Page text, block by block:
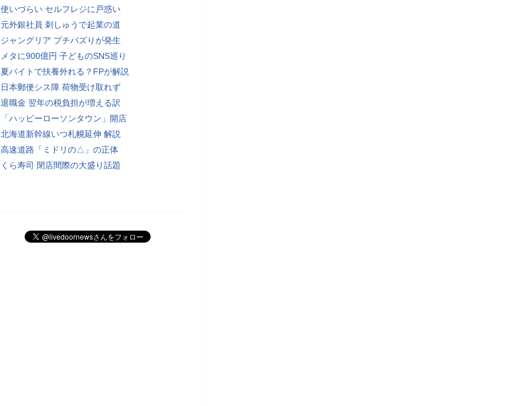
使いづらい セルフレジに戸惑い
元外銀社員 刺しゅうで起業の道
ジャングリア プチバズりが発生
メタに900億円 子どものSNS巡り
夏バイトで扶養外れる？FPが解説
日本郵便シス障 荷物受け取れず
退職金 翌年の税負担が増える訳
「ハッピーローソンタウン」開店
北海道新幹線いつ札幌延伸 解説
高速道路「ミドリの△」の正体
くら寿司 閉店間際の大盛り話題